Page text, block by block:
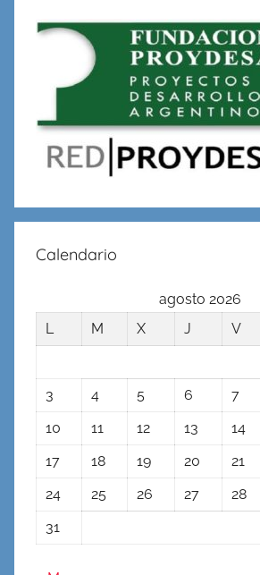
Calendario
agosto 2026
L
M X J V
3
4 5 6 7
10
11 12 13 14
17
18 19 20 21
24
25 26 27 28
31